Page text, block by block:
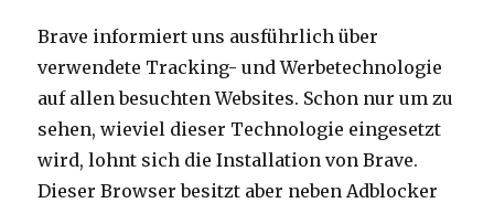
Brave informiert uns ausführlich über
verwendete Tracking- und Werbetechnologie
auf allen besuchten Websites. Schon nur um zu
sehen, wieviel dieser Technologie eingesetzt
wird, lohnt sich die Installation von Brave.
Dieser Browser besitzt aber neben Adblocker